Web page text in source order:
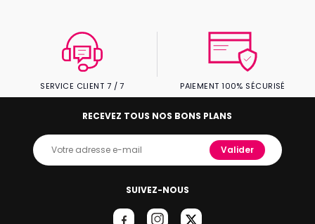
SERVICE CLIENT 7 / 7 PAIEMENT 100% SÉCURISÉ
SUIVEZ-NOUS
RECEVEZ TOUS NOS BONS PLANS
Valider